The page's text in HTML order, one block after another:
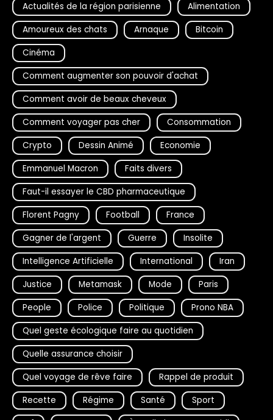
Actualités de la région parisienne
Alimentation
Amoureux des chats
Arnaque
Bitcoin
Cinéma
Comment augmenter son pouvoir d'achat
Comment avoir de beaux cheveux
Comment voyager pas cher
Consommation
Crypto
Dessin Animé
Economie
Emmanuel Macron
Faits divers
Faut-il essayer le CBD pharmaceutique
Florent Pagny
Football
France
Gagner de l'argent
Guerre
Insolite
Intelligence Artificielle
International
Iran
Justice
Metamask Mode
Paris
People
Police Politique
Prono NBA
Quel geste écologique faire au quotidien
Quelle assurance choisir
Quel voyage de rêve faire
Rappel de produit
Recette
Régime Santé
Sport